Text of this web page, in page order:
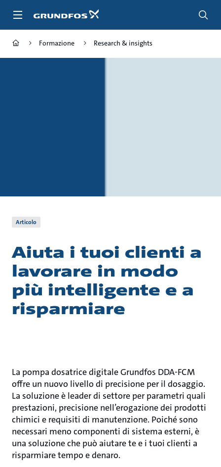
Formazione Research & insights
Articolo
Aiuta i tuoi clienti a
lavorare in modo
più intelligente e a
risparmiare
La pompa dosatrice digitale Grundfos DDA-FCM
offre un nuovo livello di precisione per il dosaggio.
La soluzione è leader di settore per parametri quali
prestazioni, precisione nell’erogazione dei prodotti
chimici e requisiti di manutenzione. Poiché sono
necessari meno componenti di sistema esterni, è
una soluzione che può aiutare te e i tuoi clienti a
risparmiare tempo e denaro.